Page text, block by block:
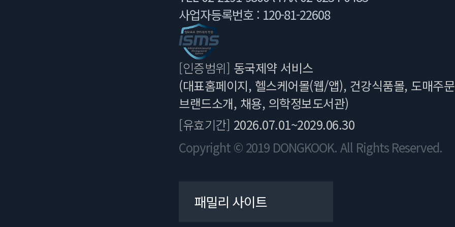
사업자등록번호 : 120-81-22608
[인증범위] 동국제약 서비스
(대표홈페이지, 헬스케어몰(웹/앱), 건강식품몰, 도매주
브랜드소개, 채용, 의학정보도서관)
[유효기간] 2026.07.01~2029.06.30
Copyright © 2019 DONGKOOK. All Rights Reserved.
패밀리 사이트